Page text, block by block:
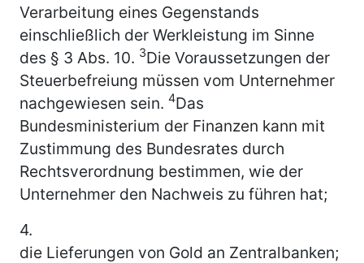
Verarbeitung eines Gegenstands
einschließlich der Werkleistung im Sinne
des § 3 Abs. 10. 3Die Voraussetzungen der
Steuerbefreiung müssen vom Unternehmer
nachgewiesen sein. 4Das
Bundesministerium der Finanzen kann mit
Zustimmung des Bundesrates durch
Rechtsverordnung bestimmen, wie der
Unternehmer den Nachweis zu führen hat;
4.
die Lieferungen von Gold an Zentralbanken;